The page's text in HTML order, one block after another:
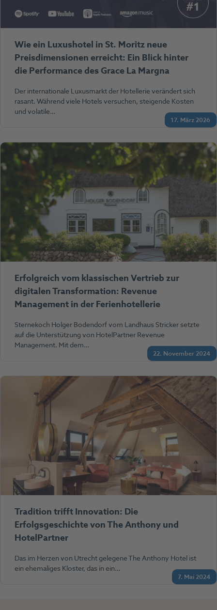
17. März 2026
Wie ein Luxushotel in St. Moritz neue
Preisdimensionen erreicht: Ein Blick hinter
die Performance des Grace La Margna
Der internationale Luxusmarkt der Hotellerie verändert sich
rasant. Während viele Hotels versuchen, steigende Kosten
und volatile…
22. November 2024
Erfolgreich vom klassischen Vertrieb zur
digitalen Transformation: Revenue
Management in der Ferienhotellerie
Sternekoch Holger Bodendorf vom Landhaus Stricker setzte
auf die Unterstützung von HotelPartner Revenue
Management. Mit dem…
7. Mai 2024
Tradition trifft Innovation: Die
Erfolgsgeschichte von The Anthony und
HotelPartner
Das im Herzen von Utrecht gelegene The Anthony Hotel ist
ein ehemaliges Kloster, das in ein…